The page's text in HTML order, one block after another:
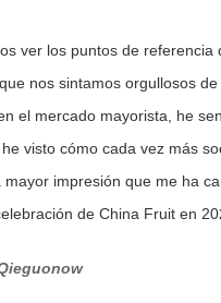
ver los puntos de
nos sintamos orgullosos
el mercado mayorista, he
visto cómo cada vez más
impresión que me ha
de China Fruit en